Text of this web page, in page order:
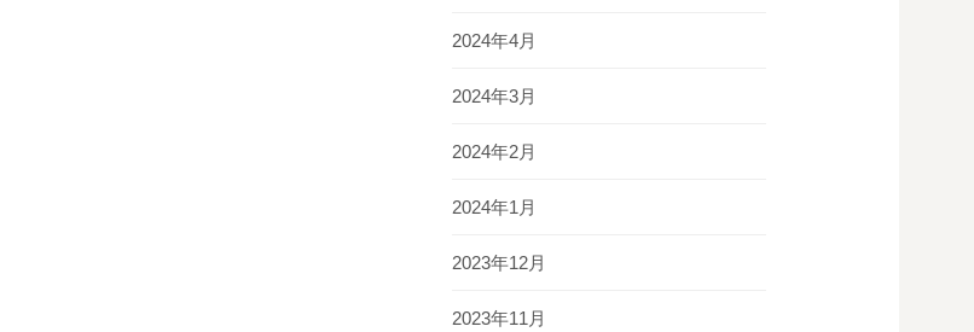
2024年4月
2024年3月
2024年2月
2024年1月
2023年12月
2023年11月